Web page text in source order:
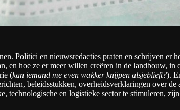
Politici en nieuwsredacties praten en schrijven er
en hoe ze er meer willen creëren in de landbouw, in
(kan iemand me even wakker knijpen alsjeblieft?).
beleidsstukken, overheidsverklaringen over de
technologische en logistieke sector te stimuleren,